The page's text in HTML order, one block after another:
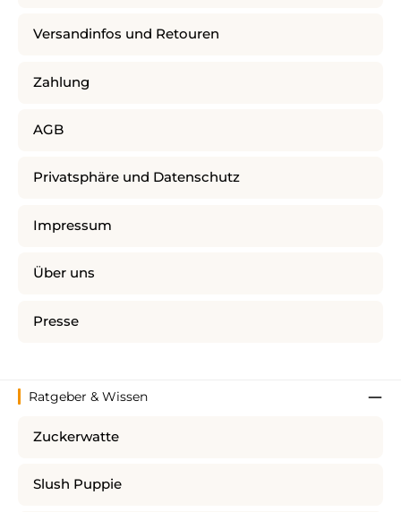
Versandinfos und Retouren
Zahlung
AGB
Privatsphäre und Datenschutz
Impressum
Über uns
Presse
Ratgeber & Wissen
Zuckerwatte
Slush Puppie